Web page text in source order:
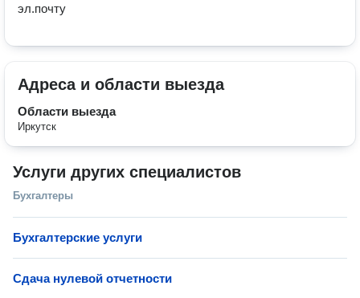
эл.почту
Адреса и области выезда
Области выезда
Иркутск
Услуги других специалистов
Бухгалтеры
Бухгалтерские услуги
Сдача нулевой отчетности